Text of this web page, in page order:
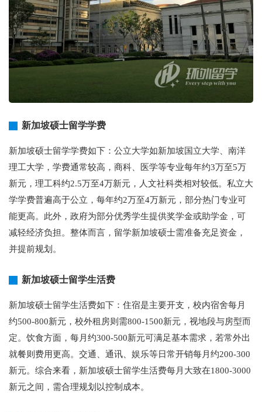
新加坡硕士留学学费
新加坡硕士留学学费如下：公立大学如新加坡国立大学、南洋
理工大学，学费通常较高，商科、医学等专业每年约3万至5万
新元，理工科约2.5万至4万新元，人文社科类相对较低。私立大
学学费普遍高于公立，每年约2万至4万新元，部分热门专业可
能更高。此外，政府为部分优秀学生提供奖学金或助学金，可
减轻经济负担。整体而言，留学新加坡硕士需准备充足资金，
并提前规划。
新加坡硕士留学生活费
新加坡硕士留学生活费如下：住宿是主要开支，校内宿舍每月
约500-800新元，校外租房则需800-1500新元，视地段与房型而
定。饮食方面，每月约300-500新元可满足基本需求，若常外出
就餐则费用更高。交通、通讯、娱乐等日常开销每月约200-300
新元。综合来看，新加坡硕士留学生活费每月大致在1800-3000
新元之间，需合理规划以控制成本。